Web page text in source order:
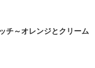
チ～オレンジとクリーム